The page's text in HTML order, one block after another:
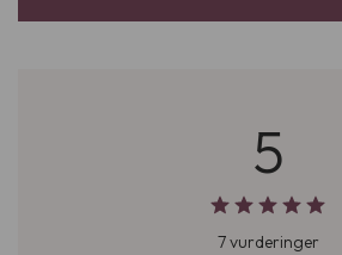
5
7 vurderinger